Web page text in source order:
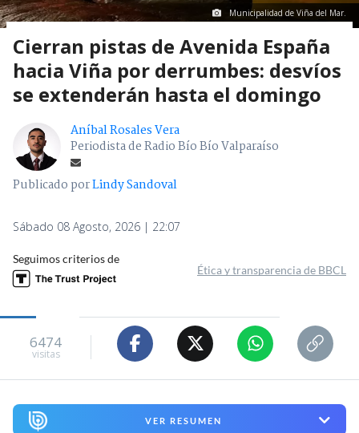
Municipalidad de Viña del Mar.
Cierran pistas de Avenida España
hacia Viña por derrumbes: desvíos
se extenderán hasta el domingo
Aníbal Rosales Vera
Periodista de Radio Bío Bío Valparaíso
Publicado porLindy Sandoval
Sábado 08 Agosto, 2026 | 22:07
Seguimos criterios de
Ética y transparencia de BBCL
6474
visitas
VER RESUMEN